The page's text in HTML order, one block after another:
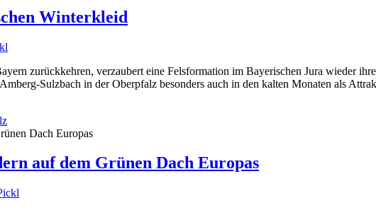
Winterkleid
zurückkehren, verzaubert eine Felsformation im Bayerischen Jura wieder
Sulzbach in der Oberpfalz besonders auch in den kalten Monaten als
auf dem Grünen Dach Europas